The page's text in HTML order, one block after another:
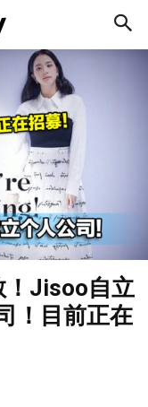
！Jisoo自立
！目前正在